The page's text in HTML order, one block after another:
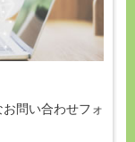
問い合わせフォ